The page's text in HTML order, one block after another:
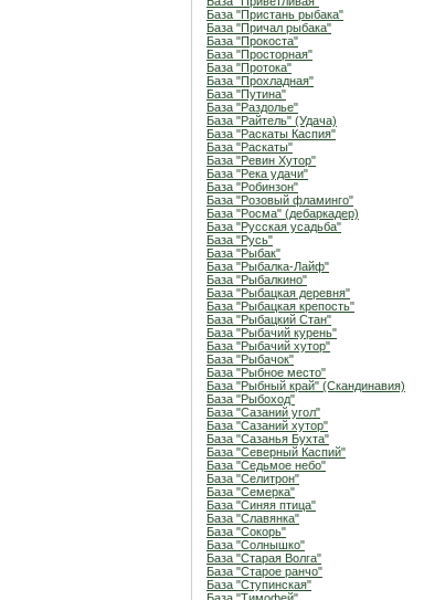
База "Пристань рыбака"
База "Причал рыбака"
База "Прокоста"
База "Просторная"
База "Протока"
База "Прохладная"
База "Путина"
База "Раздолье"
База "Райтель" (Удача)
База "Раскаты Каспия"
База "Раскаты"
База "Ревин Хутор"
База "Река удачи"
База "Робинзон"
База "Розовый фламинго"
База "Росма" (дебаркадер)
База "Русская усадьба"
База "Русь"
База "Рыбак"
База "Рыбалка-Лайф"
База "Рыбалкино"
База "Рыбацкая деревня"
База "Рыбацкая крепость"
База "Рыбацкий Стан"
База "Рыбачий курень"
База "Рыбачий хутор"
База "Рыбачок"
База "Рыбное место"
База "Рыбный край" (Скандинавия)
База "Рыбоход"
База "Сазаний угол"
База "Сазаний хутор"
База "Сазанья Бухта"
База "Северный Каспий"
База "Седьмое небо"
База "Селитрон"
База "Семерка"
База "Синяя птица"
База "Славянка"
База "Сокорь"
База "Солнышко"
База "Старая Волга"
База "Старое ранчо"
База "Ступинская"